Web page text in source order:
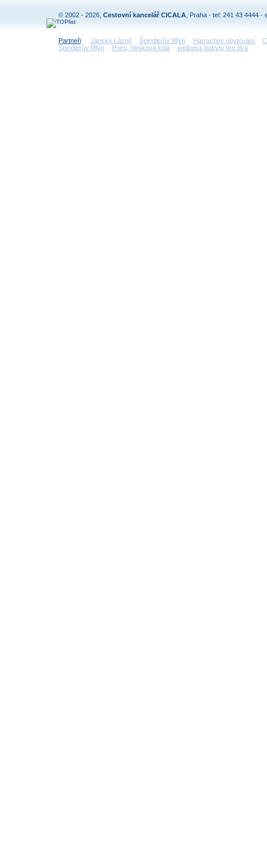
© 2002 - 2026, Cestovní kancelář CICALA , Praha - tel: 241 43 4444 -
Partneři: Jánské Lázně Špindlerův Mlýn Harrachov ubytování
Špindlerův Mlýn
Pneu, hliníková kola wellness pobyty pro dva